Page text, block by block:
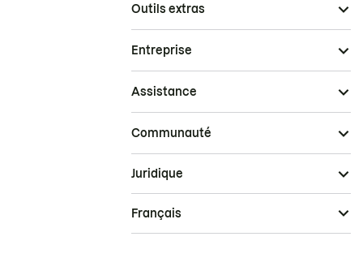
Outils extras
Entreprise
Assistance
Communauté
Juridique
Français